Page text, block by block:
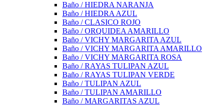
Baño / HIEDRA NARANJA
Baño / HIEDRA AZUL
Baño / CLASICO ROJO
Baño / ORQUIDEA AMARILLO
Baño / VICHY MARGARITA AZUL
Baño / VICHY MARGARITA AMARILLO
Baño / VICHY MARGARITA ROSA
Baño / RAYAS TULIPAN AZUL
Baño / RAYAS TULIPAN VERDE
Baño / TULIPAN AZUL
Baño / TULIPAN AMARILLO
Baño / MARGARITAS AZUL